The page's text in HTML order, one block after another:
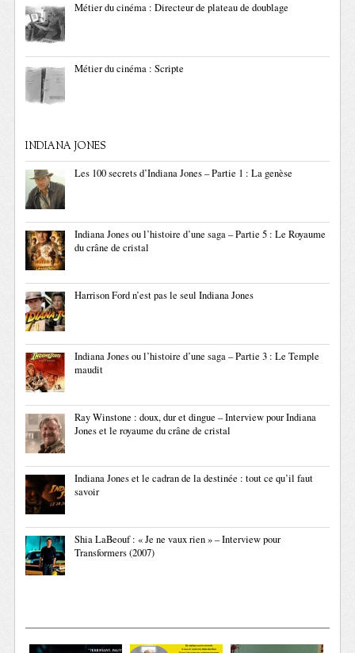
Métier du cinéma : Directeur de plateau de doublage
Métier du cinéma : Scripte
INDIANA JONES
Les 100 secrets d’Indiana Jones – Partie 1 : La genèse
Indiana Jones ou l’histoire d’une saga – Partie 5 : Le Royaume
du crâne de cristal
Harrison Ford n’est pas le seul Indiana Jones
Indiana Jones ou l’histoire d’une saga – Partie 3 : Le Temple
maudit
Ray Winstone : doux, dur et dingue – Interview pour Indiana
Jones et le royaume du crâne de cristal
Indiana Jones et le cadran de la destinée : tout ce qu’il faut
savoir
Shia LaBeouf : « Je ne vaux rien » – Interview pour
Transformers (2007)